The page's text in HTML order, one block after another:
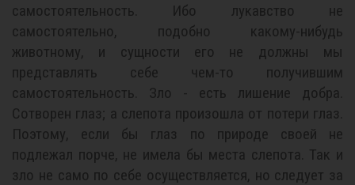
самостоятельность. Ибо лукавство не
самостоятельно, подобно какому-нибудь
животному, и сущности его не должны мы
представлять себе чем-то получившим
самостоятельность. Зло - есть лишение добра.
Сотворен глаз; а слепота произошла от потери глаз.
Поэтому, если бы глаз по природе своей не
подлежал порче, не имела бы места слепота. Так и
зло не само по себе осуществляется, но следует за